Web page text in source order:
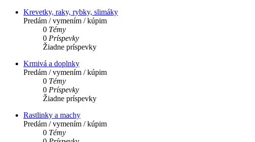
Krevetky, raky, rybky, slimáky
Predám / vymením / kúpim
0 Témy
0 Príspevky
Žiadne príspevky
Krmivá a doplnky
Predám / vymením / kúpim
0 Témy
0 Príspevky
Žiadne príspevky
Rastlinky a machy
Predám / vymením / kúpim
0 Témy